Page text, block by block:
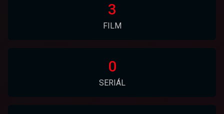
3
FILM
0
SERIÁL